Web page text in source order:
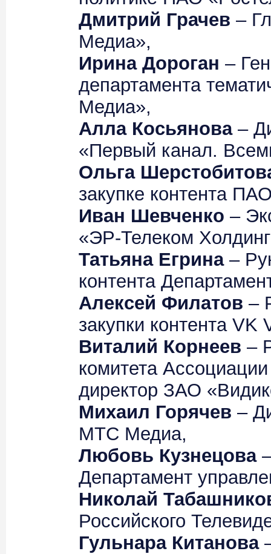
Дмитрий Грачев –
Медиа»,
Ирина Дороган –
департамента
Медиа»,
Алла Косьянова–
«Первый канал.
Ольга
закупке контента
Иван Шевченко –
«ЭР-Телеком
Татьяна Егрина–
контента
Алексей Филатов –
закупки контента VK
Виталий Корнеев –
комитета
директор ЗАО
Михаил Горячев –
МТС Медиа,
Любовь Кузнецова–
Департамент
Николай
Российского
Гульнара Китанова